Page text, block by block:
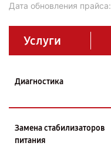
Дата обновления прайса:
Услуги
Диагностика
Замена стабилизаторов
питания